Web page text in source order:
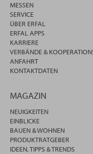
MESSEN
SERVICE
ÜBER ERFAL
ERFAL APPS
KARRIERE
VERBÄNDE &
ANFAHRT
KONTAKTDATEN
MAGAZIN
NEUIGKEITEN
EINBLICKE
BAUEN & WOHNEN
PRODUKTRATGEBER
IDEEN, TIPPS & TRENDS